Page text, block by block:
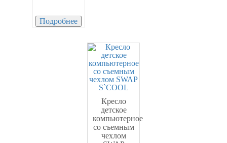
Подробнее
Кресло
детское
компьютерное
со съемным
чехлом